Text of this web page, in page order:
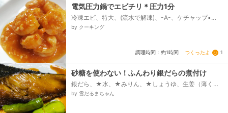
電気圧力鍋でエビチリ＊圧力1分
冷凍エビ、特大、(流水で解凍)、-A-、ケチャップ▪
水、おろしにんにく▪おろし生姜▪鶏ガラ▪砂糖、豆板醤
by クーキング
調理時間：約1時間 つくったよ 1
砂糖を使わない！ふんわり銀だらの煮付け
銀だら、★水、★みりん、★しょうゆ、生姜（薄くス
ライスする）、ししとう
by 雪だるまちゃん